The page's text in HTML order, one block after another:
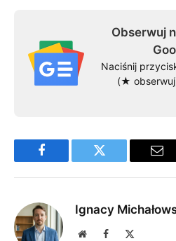
Obserwuj
Naciśnij
(★
Facebook Twitter
Ignacy
WebsiteFacebook